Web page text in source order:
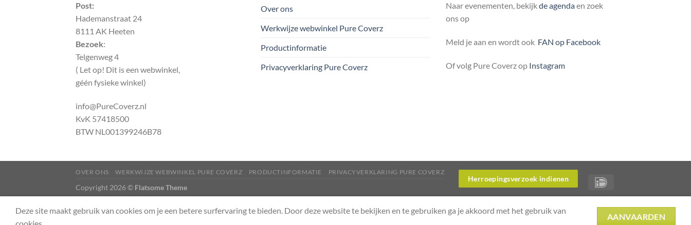
Post:
Hademanstraat 24
8111 AK Heeten
Bezoek:
Telgenweg 4
( Let op! Dit is een webwinkel,
géén fysieke winkel)
info@PureCoverz.nl
KvK 57418500
BTW NL001399246B78
Over ons
Werkwijze webwinkel Pure Coverz
Productinformatie
Privacyverklaring Pure Coverz
Naar evenementen, bekijkde agendaen zoek
ons op
Meld je aan en wordt ook FAN op Facebook
Of volg Pure Coverz op Instagram
Herroepingsverzoek indienen
OVER ONS WERKWIJZE WEBWINKEL PURE COVERZ PRODUCTINFORMATIE PRIVACYVERKLARING PURE COVERZ
Copyright 2026 © Flatsome Theme
Deze site maakt gebruik van cookies om je een betere surfervaring te bieden. Door deze website te bekijken en te gebruiken ga je akkoord met het gebruik van
AANVAARDEN